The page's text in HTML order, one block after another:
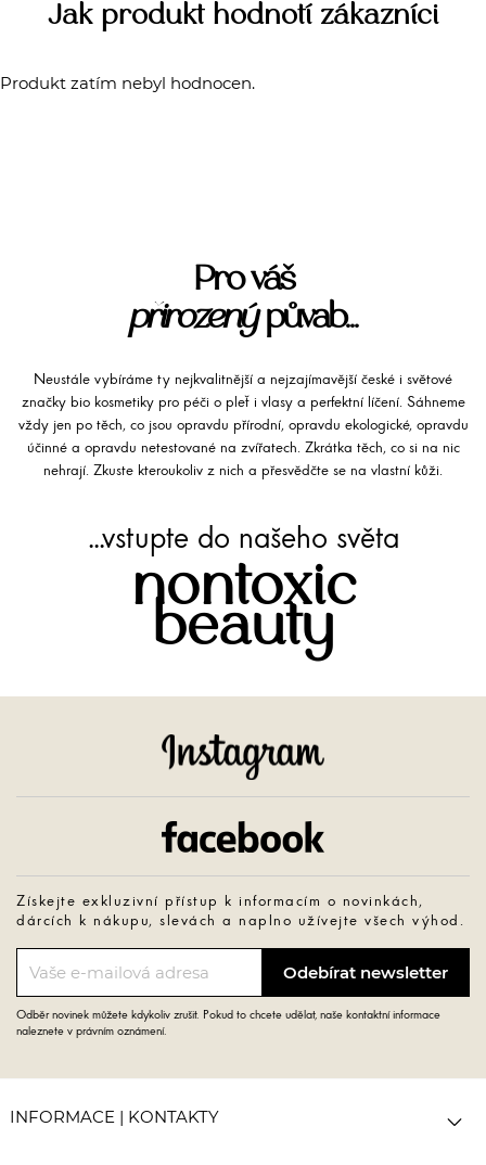
Jak produkt hodnotí zákazníci
Produkt zatím nebyl hodnocen.
Pro váš
přirozenýpůvab...
Neustále vybíráme ty nejkvalitnější a nejzajímavější české i světové
značky bio kosmetiky pro péči o pleť i vlasy a perfektní líčení. Sáhneme
vždy jen po těch, co jsou opravdu přírodní, opravdu ekologické, opravdu
účinné a opravdu netestované na zvířatech. Zkrátka těch, co si na nic
nehrají. Zkuste kteroukoliv z nich a přesvědčte se na vlastní kůži.
...vstupte do našeho světa
nontoxic
beauty
Získejte exkluzivní přístup k informacím o novinkách,
dárcích k nákupu, slevách a naplno užívejte všech výhod.
Odběr novinek můžete kdykoliv zrušit. Pokud to chcete udělat, naše kontaktní informace
naleznete v právním oznámení.
INFORMACE | KONTAKTY 